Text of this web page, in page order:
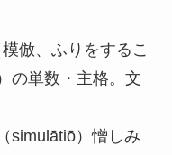
倣、ふりをするこ
の単数・主格。文
simulātiō）憎しみ